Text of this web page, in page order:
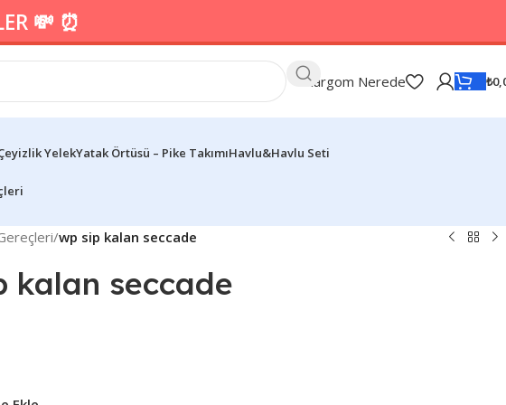
💸 ⏰
Kargom Nerede ₺
YelekYatak Örtüsü – Pike TakımıHavlu&Havlu Seti
/wp sip kalan seccade
kalan seccade